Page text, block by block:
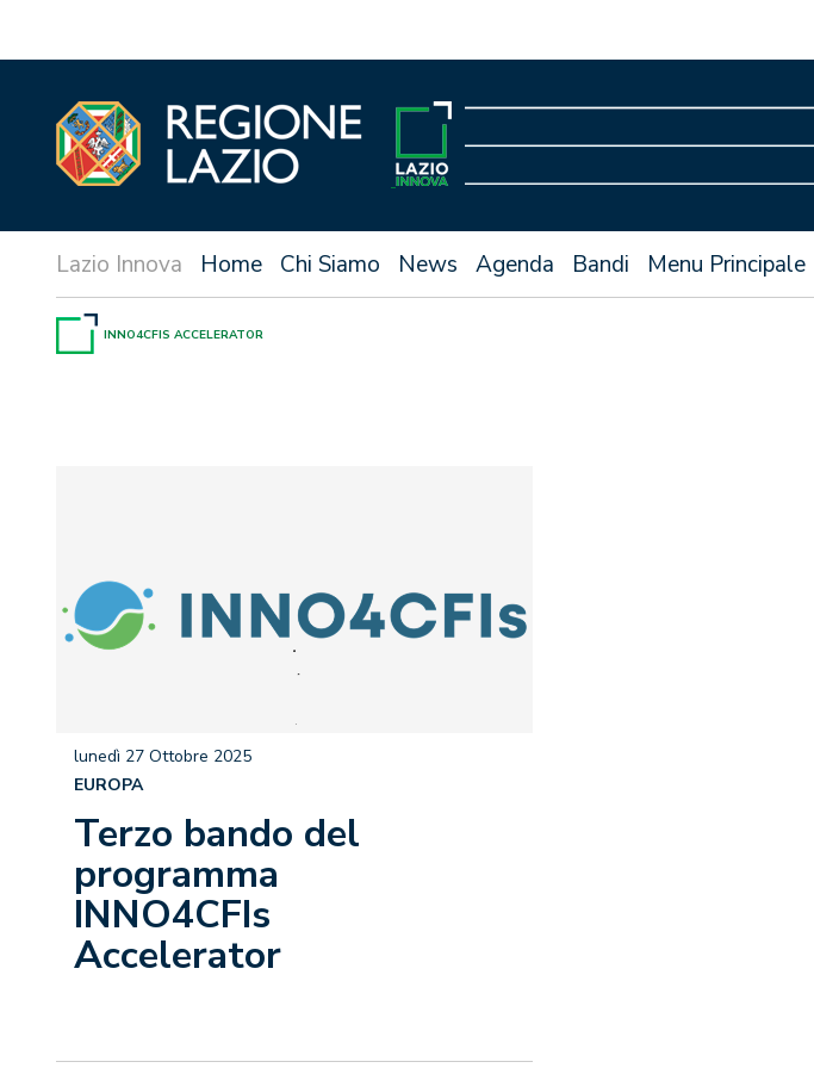
Home Chi Siamo News Agenda Bandi Menu Principale
INNO4CFIS ACCELERATOR
Terzo bando del
programma
INNO4CFIs
Accelerator
lunedì 27 Ottobre 2025
EUROPA